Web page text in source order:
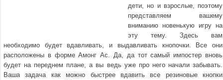
дети, но и взрослые, поэтому
представляем вашему
вниманию новенькую игру на
эту тему. Здесь вам
необходимо будет вдавливать, и выдавливать кнопочки. Все они
расположены в форме Амонг Ас. Да, да тот самый импостер вновь
будет на переднем плане, а вы ведь уже про него начали забывать.
Ваша задача как можно быстрее вдавить все резиновые кнопки